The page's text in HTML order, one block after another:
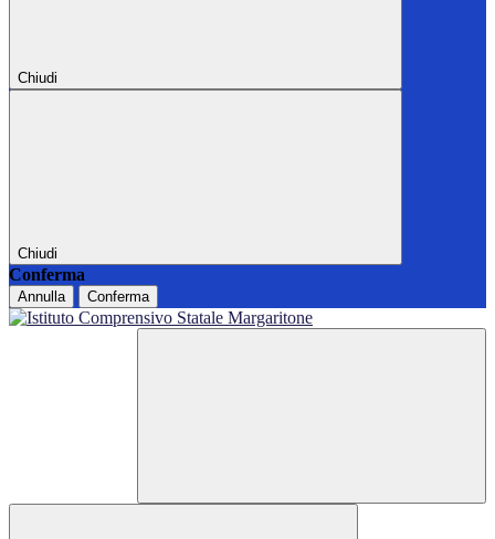
Chiudi
Chiudi
Conferma
Annulla Conferma